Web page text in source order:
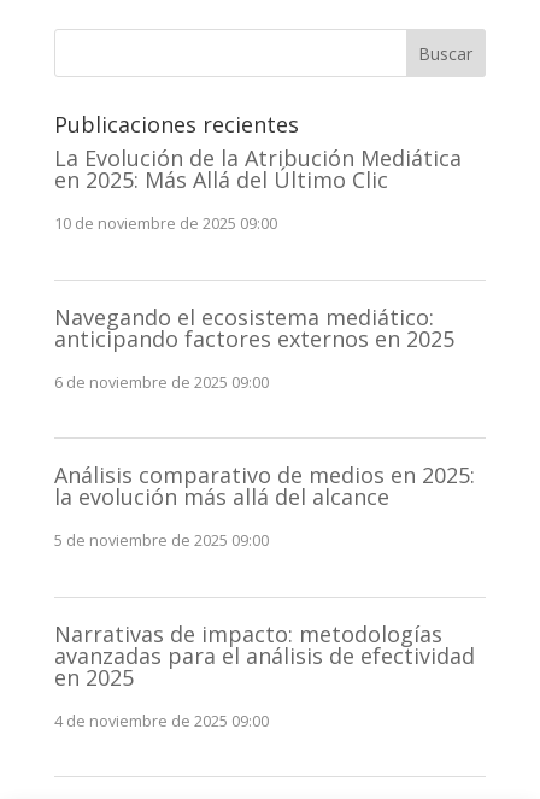
Buscar
Publicaciones recientes
La Evolución de la Atribución Mediática
en 2025: Más Allá del Último Clic
10 de noviembre de 2025 09:00
Navegando el ecosistema mediático:
anticipando factores externos en 2025
6 de noviembre de 2025 09:00
Análisis comparativo de medios en 2025:
la evolución más allá del alcance
5 de noviembre de 2025 09:00
Narrativas de impacto: metodologías
avanzadas para el análisis de efectividad
en 2025
4 de noviembre de 2025 09:00